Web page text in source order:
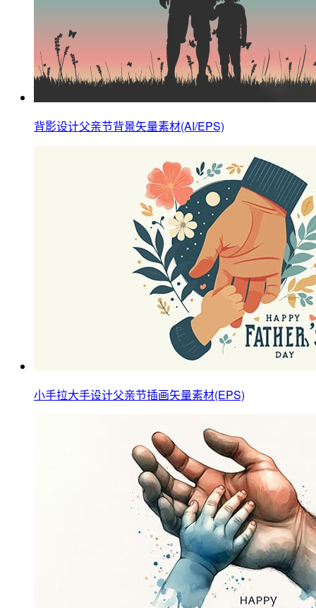
背影设计父亲节背景矢量素材(AI/EPS)
小手拉大手设计父亲节插画矢量素材(EPS)